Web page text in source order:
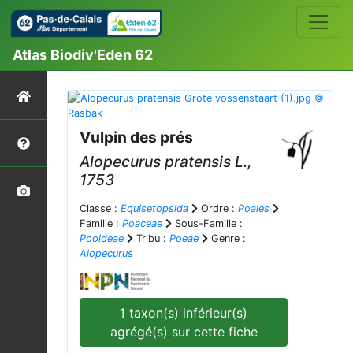
Atlas Biodiv'Eden 62
Vulpin des prés
Alopecurus pratensis L.,
1753
Classe : Equisetopsida Ordre : Poales
Famille : Poaceae
Sous-Famille :
Pooideae
Tribu : Poeae
Genre :
Alopecurus
1taxon(s) inférieur(s)
agrégé(s) sur cette fiche